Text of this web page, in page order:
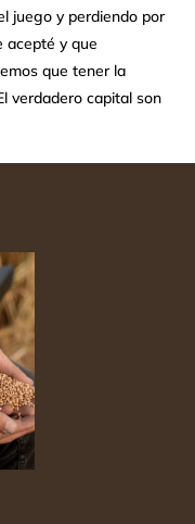
juego y perdiendo por
acepté y que
que tener la
verdadero capital son